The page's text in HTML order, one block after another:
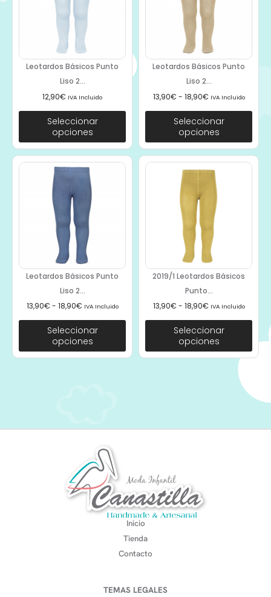
Leotardos Básicos Punto
Liso 2...
12,90€ IVA Incluido
Seleccionar
opciones
Leotardos Básicos Punto
Liso 2...
13,90€ - 18,90€ IVA Incluido
Seleccionar
opciones
Leotardos Básicos Punto
Liso 2...
13,90€ - 18,90€ IVA Incluido
Seleccionar
opciones
2019/1 Leotardos Básicos
Punto...
13,90€ - 18,90€ IVA Incluido
Seleccionar
opciones
Inicio
Tienda
Contacto
TEMAS LEGALES